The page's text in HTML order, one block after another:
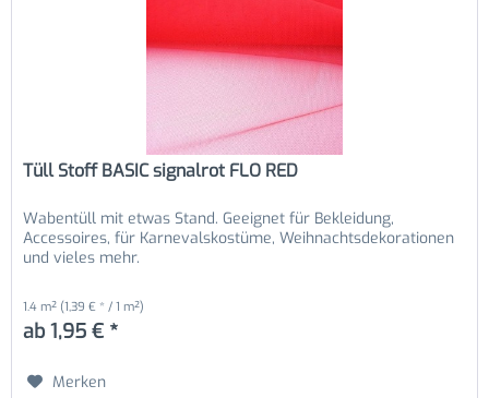
Tüll Stoff BASIC signalrot FLO RED
Wabentüll mit etwas Stand. Geeignet für Bekleidung,
Accessoires, für Karnevalskostüme, Weihnachtsdekorationen
und vieles mehr.
1.4 m² (1,39 € * / 1 m²)
ab 1,95 € *
Merken